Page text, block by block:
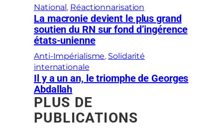
National, Réactionnarisation
La macronie devient le plus grand
soutien du RN sur fond d’ingérence
états-unienne
Anti-Impérialisme, Solidarité
internationale
Il y a un an, le triomphe de Georges
Abdallah
PLUS DE
PUBLICATIONS